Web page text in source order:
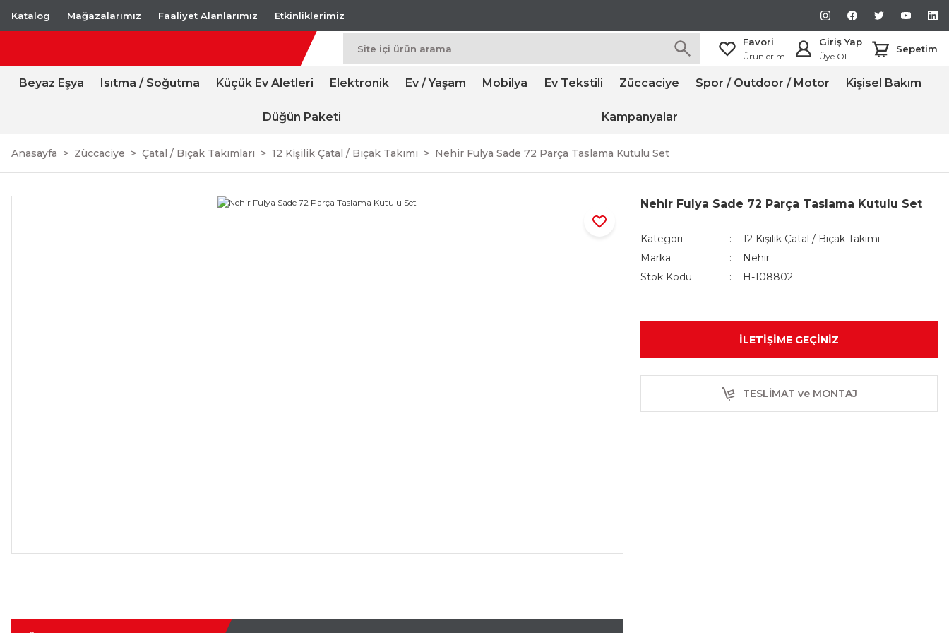
Katalog Mağazalarımız Faaliyet Alanlarımız Etkinliklerimiz
Favori
Ürünlerim
Giriş Yap
Üye Ol
Sepetim
Beyaz Eşya Isıtma / Soğutma Küçük Ev Aletleri Elektronik Ev / Yaşam Mobilya Ev Tekstili Züccaciye Spor / Outdoor / Motor Kişisel Bakım
Düğün Paketi Kampanyalar
Anasayfa Züccaciye Çatal / Bıçak Takımları 12 Kişilik Çatal / Bıçak Takımı Nehir Fulya Sade 72 Parça Taslama Kutulu Set
Nehir Fulya Sade 72 Parça Taslama Kutulu Set
Kategori
12 Kişilik Çatal / Bıçak Takımı
Marka
Nehir
Stok Kodu
H-108802
İLETIŞIME GEÇINIZ
TESLİMAT ve MONTAJ